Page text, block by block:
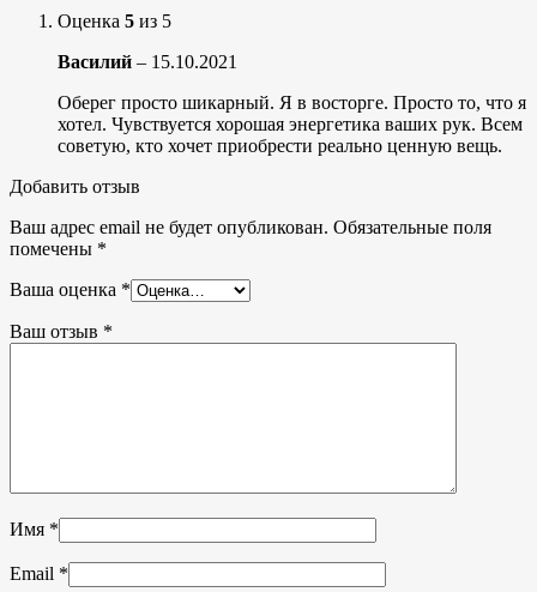
Оценка 5 из 5
Василий – 15.10.2021
Оберег просто шикарный. Я в восторге. Просто то, что я
хотел. Чувствуется хорошая энергетика ваших рук. Всем
советую, кто хочет приобрести реально ценную вещь.
Добавить отзыв
Ваш адрес email не будет опубликован. Обязательные поля
помечены *
Ваша оценка *
Ваш отзыв *
Имя *
Email *